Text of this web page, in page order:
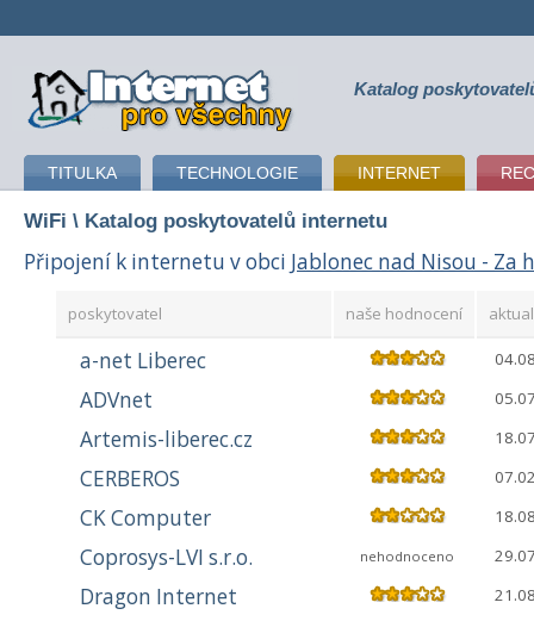
připojení k internetu Katalog
TITULKA TECHNOLOGIE INTERNET
WiFi \ Katalog poskytovatelů internetu
Připojení k internetu v obci Jablonec nad Nisou - Za
poskytovatel naše hodnocení
a-net Liberec
ADVnet
Artemis-liberec.cz
CERBEROS
CK Computer
Coprosys-LVI s.r.o. nehodnoceno
Dragon Internet